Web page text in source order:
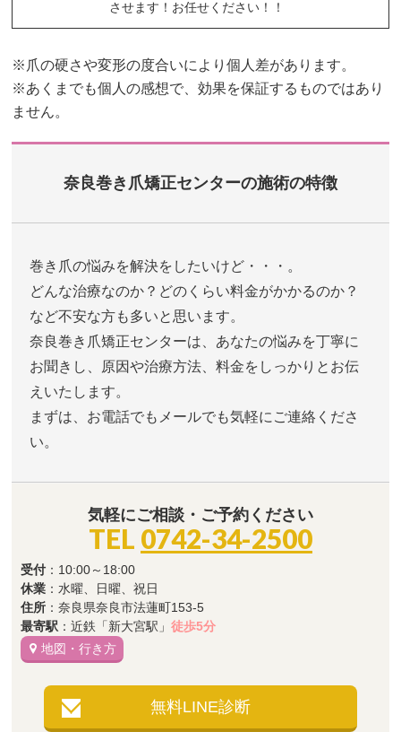
させます！お任せください！！
※爪の硬さや変形の度合いにより個人差があります。
※あくまでも個人の感想で、効果を保証するものではあり
ません。
奈良巻き爪矯正センターの施術の特徴
巻き爪の悩みを解決をしたいけど・・・。
どんな治療なのか？どのくらい料金がかかるのか？
など不安な方も多いと思います。
奈良巻き爪矯正センターは、あなたの悩みを丁寧に
お聞きし、原因や治療方法、料金をしっかりとお伝
えいたします。
まずは、お電話でもメールでも気軽にご連絡くださ
い。
気軽にご相談・ご予約ください
TEL 0742-34-2500
受付 ：10:00～18:00
休業 ：水曜、日曜、祝日
住所 ：奈良県奈良市法蓮町153-5
最寄駅 ：近鉄「新大宮駅」徒歩5分
地図・行き方
無料LINE診断